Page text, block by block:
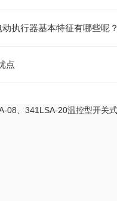
执行器基本特征有哪些呢？
点